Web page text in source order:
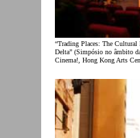
“Trading Places: The
Delta” (Simpósio no âmbito
Cinema!, Hong Kong Arts